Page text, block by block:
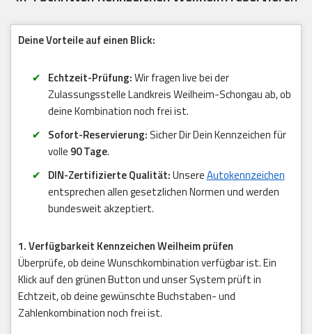
Deine Vorteile auf einen Blick:
Echtzeit-Prüfung:Wir fragen live bei der
Zulassungsstelle Landkreis Weilheim-Schongau ab, ob
deine Kombination noch frei ist.
Sofort-Reservierung: Sicher Dir Dein Kennzeichen für
volle 90 Tage.
DIN-Zertifizierte Qualität:UnsereAutokennzeichen
entsprechen allen gesetzlichen Normen und werden
bundesweit akzeptiert.
1. Verfügbarkeit Kennzeichen Weilheim prüfen
Überprüfe, ob deine Wunschkombination verfügbar ist. Ein
Klick auf den grünen Button und unser System prüft in
Echtzeit, ob deine gewünschte Buchstaben- und
Zahlenkombination noch frei ist.